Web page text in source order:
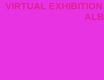
VIRTUAL